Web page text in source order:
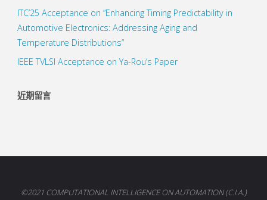
ITC’25 Acceptance on “Enhancing Timing Predictability in
Automotive Electronics: Addressing Aging and
Temperature Distributions”
IEEE TVLSI Acceptance on Ya-Rou’s Paper
近期留言
©2021 COMPUTATIONAL INTELLIGENCE ON AUTOMATION (C.I.A.)